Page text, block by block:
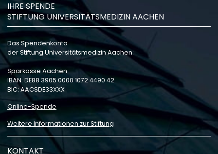
IHRE SPENDE
STIFTUNG UNIVERSITÄTSMEDIZIN AACHEN
Das Spendenkonto
der Stiftung Universitätsmedizin Aachen:
Sparkasse Aachen
IBAN: DE88 3905 0000 1072 4490 42
BIC: AACSDE33XXX
Online-Spende
Weitere Informationen zur Stiftung
KONTAKT